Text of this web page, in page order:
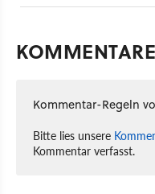
KOMMENTARE
Kommentar-Regeln
Bitte lies unsere
Kommentar verfasst.